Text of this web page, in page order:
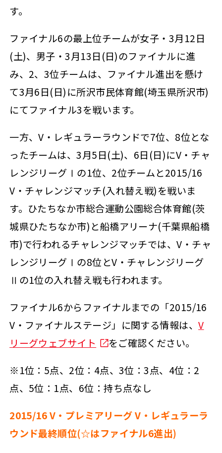
す。
ファイナル6の最上位チームが女子・3月12日
(土)、男子・3月13日(日)のファイナルに進
み、2、3位チームは、ファイナル進出を懸け
て3月6日(日)に所沢市民体育館(埼玉県所沢市)
にてファイナル3を戦います。
一方、V・レギュラーラウンドで7位、8位とな
ったチームは、3月5日(土)、6日(日)にV・チャ
レンジリーグⅠの1位、2位チームと2015/16
V・チャレンジマッチ(入れ替え戦)を戦いま
す。ひたちなか市総合運動公園総合体育館(茨
城県ひたちなか市)と船橋アリーナ(千葉県船橋
市)で行われるチャレンジマッチでは、V・チャ
レンジリーグⅠの8位とV・チャレンジリーグ
Ⅱの1位の入れ替え戦も行われます。
ファイナル6からファイナルまでの「2015/16
V・ファイナルステージ」に関する情報は、V
リーグウェブサイト
をご確認ください。
※1位：5点、2位：4点、3位：3点、4位：2
点、5位：1点、6位：持ち点なし
2015/16 V ・プレミアリーグ V・レギュラーラ
ウンド最終順位(☆はファイナル6進出)